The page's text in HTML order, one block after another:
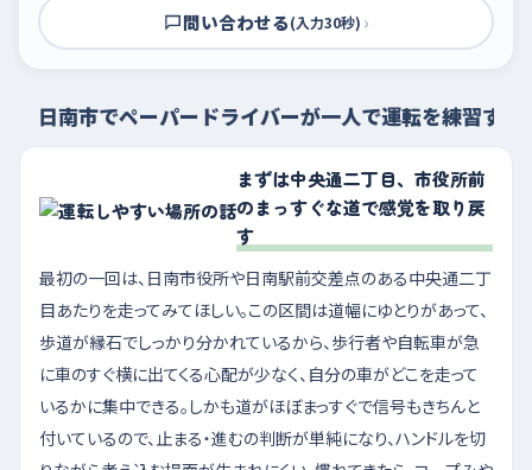
問い合わせる(入力30秒) ›
日南市でペーパードライバーが一人で運転を練習する
まずは中央通二丁目、市役所前
のまっすぐな道で感覚を取り戻
す
最初の一回は、日南市役所や日南駅前交差点のある中央通二丁
目あたりを走ってみてほしい。この区間は道幅にゆとりがあって、
歩道が縁石でしっかり分かれているから、歩行者や自転車が急
に車のすぐ横に出てくる心配が少なく、自分の車がどこを走って
いるかに集中できる。しかも道がほぼまっすぐで信号もきちんと
付いているので、止まる・進むの判断が単純になり、ハンドルを切